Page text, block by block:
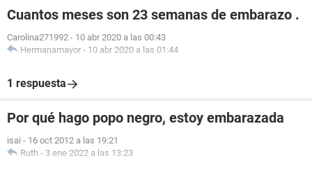
Cuantos meses son 23 semanas de embarazo .
Carolina271992 - 10 abr 2020 a las 00:43
Hermanamayor - 10 abr 2020 a las 01:44
1 respuesta
Por qué hago popo negro, estoy embarazada
isai - 16 oct 2012 a las 19:21
Ruth - 3 ene 2022 a las 13:23